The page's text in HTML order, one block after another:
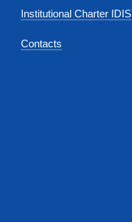
Institutional Charter IDIS
Contacts